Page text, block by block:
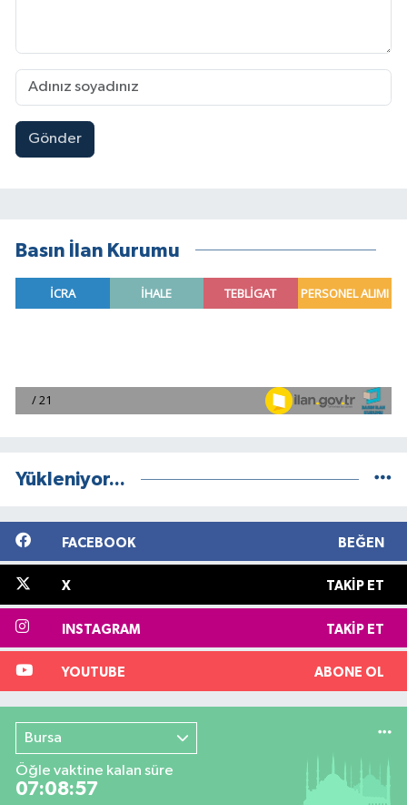
Gönder
Basın İlan Kurumu
Yükleniyor...
FACEBOOK BEĞEN
X TAKIP ET
INSTAGRAM TAKIP ET
YOUTUBE ABONE OL
Bursa
Öğle vaktine kalan süre
07:08:56